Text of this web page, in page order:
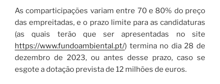
As comparticipações variam entre 70 e 80% do preço
das empreitadas, e o prazo limite para as candidaturas
(as quais terão que ser apresentadas no site
https://www.fundoambiental.pt/) termina no dia 28 de
dezembro de 2023, ou antes desse prazo, caso se
esgote a dotação prevista de 12 milhões de euros.